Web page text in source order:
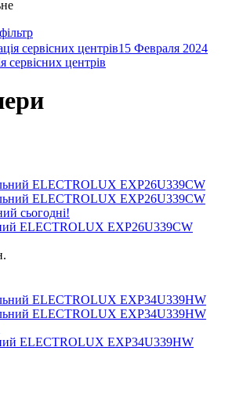
15 Февраля 2024
сервісних центрів
сьогодні!
ELECTROLUX EXP26U339CW
ELECTROLUX EXP34U339HW